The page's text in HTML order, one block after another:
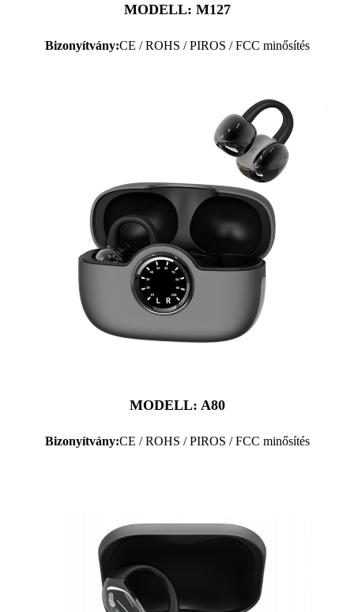
MODELL: M127
Bizonyítvány:CE / ROHS / PIROS / FCC minősítés
MODELL: A80
Bizonyítvány:CE / ROHS / PIROS / FCC minősítés